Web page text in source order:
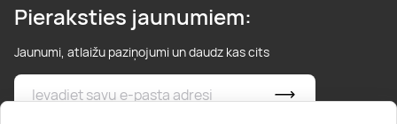
Pieraksties jaunumiem:
Jaunumi, atlaižu paziņojumi un daudz kas cits